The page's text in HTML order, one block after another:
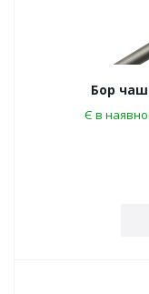
Бор
Є в